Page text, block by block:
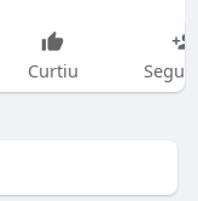
Curtiu